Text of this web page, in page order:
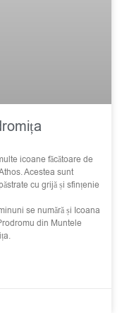
icoane făcătoare de
Acestea sunt
cu grijă și sfințenie
se numără și Icoana
din Muntele